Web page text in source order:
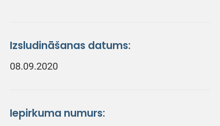
Izsludināšanas datums:
08.09.2020
Iepirkuma numurs: